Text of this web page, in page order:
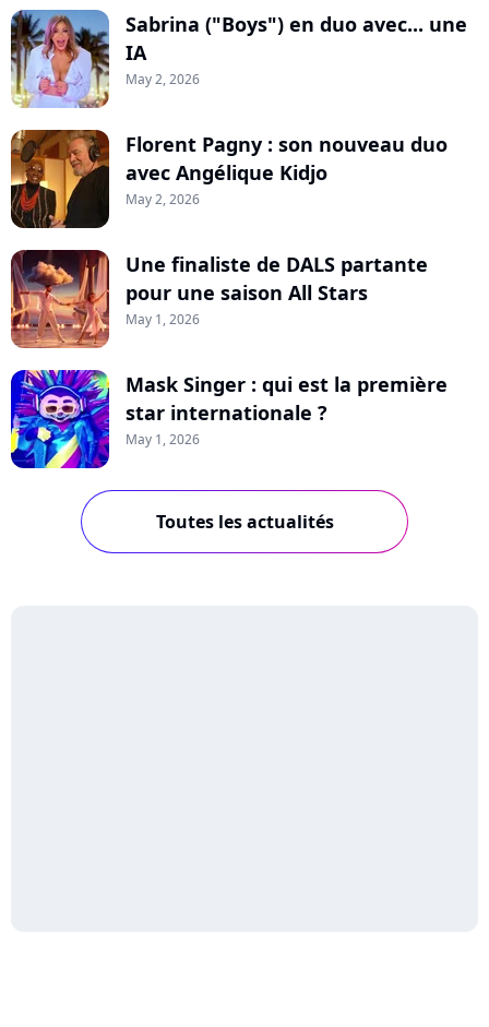
Sabrina ("Boys") en duo avec... une
IA
May 2, 2026
Florent Pagny : son nouveau duo
avec Angélique Kidjo
May 2, 2026
Une finaliste de DALS partante
pour une saison All Stars
May 1, 2026
Mask Singer : qui est la première
star internationale ?
May 1, 2026
Toutes les actualités